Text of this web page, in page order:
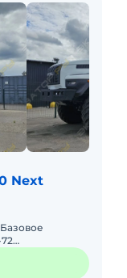
Next
Я